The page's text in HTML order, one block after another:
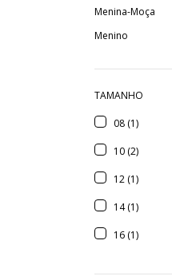
Menina-Moça
Menino
TAMANHO
08 (1)
10 (2)
12 (1)
14 (1)
16 (1)